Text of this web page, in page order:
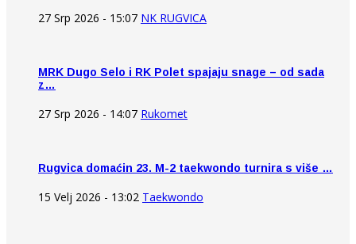
27 Srp 2026 - 15:07 NK RUGVICA
MRK Dugo Selo i RK Polet spajaju snage – od sada
z…
27 Srp 2026 - 14:07 Rukomet
Rugvica domaćin 23. M-2 taekwondo turnira s više …
15 Velj 2026 - 13:02 Taekwondo